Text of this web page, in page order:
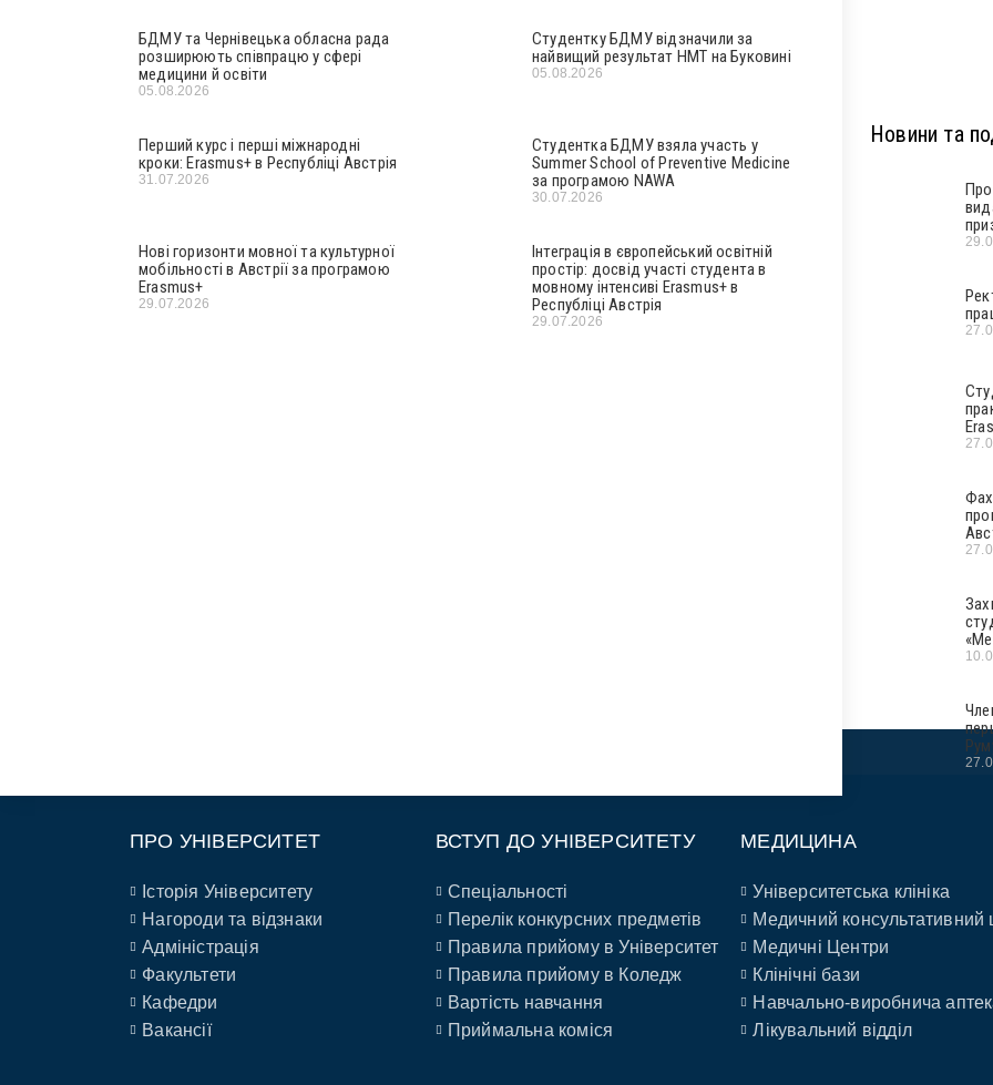
БДМУ та Чернівецька обласна рада
розширюють співпрацю у сфері
медицини й освіти
05.08.2026
Студентку БДМУ відзначили за
найвищий результат НМТ на Буковині
05.08.2026
Перший курс і перші міжнародні
кроки: Erasmus+ в Республіці Австрія
31.07.2026
Студентка БДМУ взяла участь у
Summer School of Preventive Medicine
за програмою NAWA
30.07.2026
Нові горизонти мовної та культурної
мобільності в Австрії за програмою
Erasmus+
29.07.2026
Інтеграція в європейський освітній
простір: досвід участі студента в
мовному інтенсиві Erasmus+ в
Республіці Австрія
29.07.2026
Новини та
ПРО УНІВЕРСИТЕТ
Історія Університету
Нагороди та відзнаки
Адміністрація
Факультети
Кафедри
Вакансії
ВСТУП ДО УНІВЕРСИТЕТУ
Спеціальності
Перелік конкурсних предметів
Правила прийому в Університет
Правила прийому в Коледж
Вартість навчання
Приймальна коміся
МЕДИЦИНА
Університетська клініка
Медичний консультативний
Медичні Центри
Клінічні бази
Навчально-виробнича
Лікувальний відділ